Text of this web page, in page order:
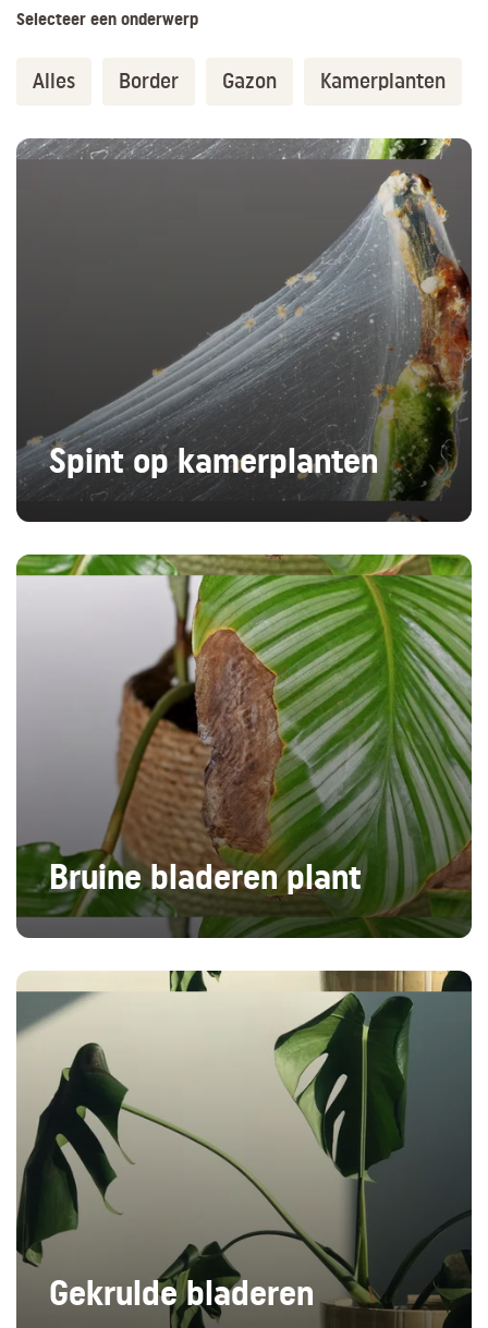
Selecteer een onderwerp
Alles Border Gazon Kamerplanten
Spint op kamerplanten
Bruine bladeren plant
Gekrulde bladeren